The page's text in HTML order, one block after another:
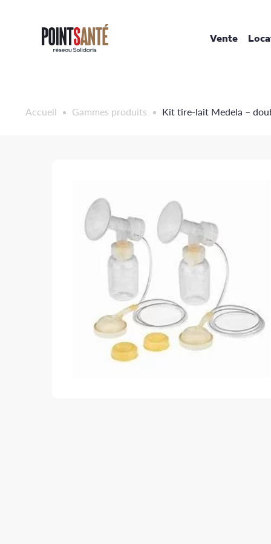
Vente
Accueil Gammes produits Kit tire-lait Medela –